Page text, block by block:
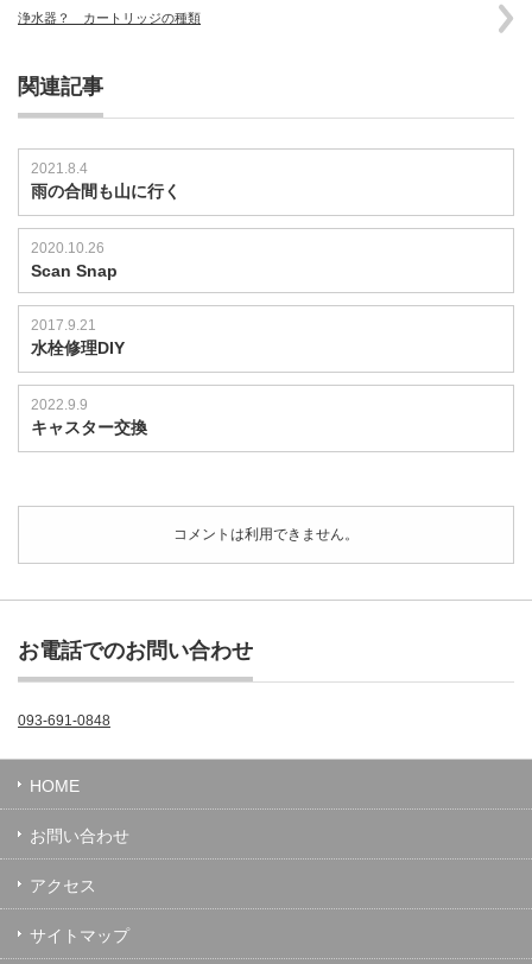
浄水器？ カートリッジの種類
関連記事
2021.8.4
雨の合間も山に行く
2020.10.26
Scan Snap
2017.9.21
水栓修理DIY
2022.9.9
キャスター交換
コメントは利用できません。
お電話でのお問い合わせ
093-691-0848
HOME
お問い合わせ
アクセス
サイトマップ